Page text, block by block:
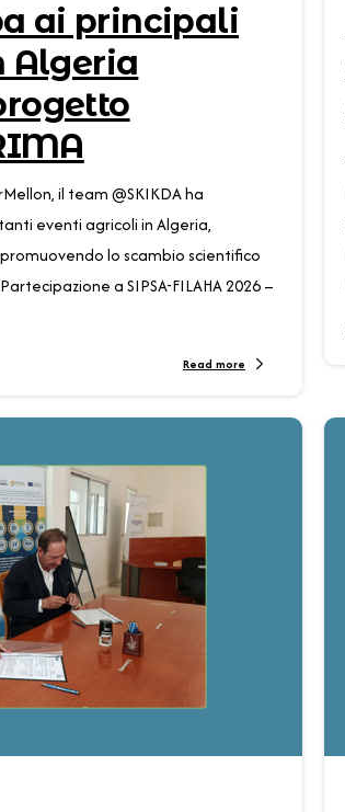
ai principali
Algeria
il team @SKIKDA ha
eventi agricoli in Algeria,
lo scambio scientifico
a SIPSA-FILAHA 2026 –
Read more